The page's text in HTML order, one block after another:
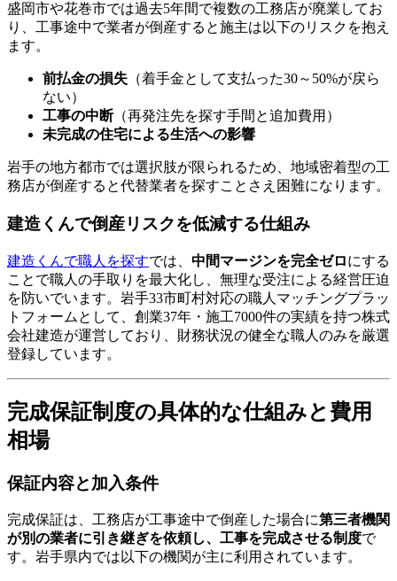
盛岡市や花巻市では過去5年間で複数の工務店が廃業してお
り、工事途中で業者が倒産すると施主は以下のリスクを抱え
ます。
前払金の損失 （着手金として支払った30～50%が戻ら
ない）
工事の中断（再発注先を探す手間と追加費用）
未完成の住宅による生活への影響
岩手の地方都市では選択肢が限られるため、地域密着型の工
務店が倒産すると代替業者を探すことさえ困難になります。
建造くんで倒産リスクを低減する仕組み
建造くんで職人を探すでは、 中間マージンを完全ゼロにする
ことで職人の手取りを最大化し、無理な受注による経営圧迫
を防いでいます。岩手33市町村対応の職人マッチングプラッ
トフォームとして、創業37年・施工7000件の実績を持つ株式
会社建造が運営しており、財務状況の健全な職人のみを厳選
登録しています。
完成保証制度の具体的な仕組みと費用
相場
保証内容と加入条件
完成保証は、工務店が工事途中で倒産した場合に第三者機関
が別の業者に引き継ぎを依頼し、工事を完成させる制度で
す。岩手県内では以下の機関が主に利用されています。